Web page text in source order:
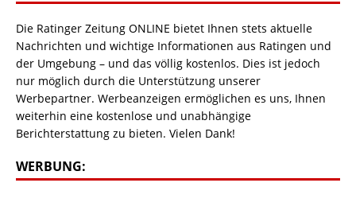
Die Ratinger Zeitung ONLINE bietet Ihnen stets aktuelle
Nachrichten und wichtige Informationen aus Ratingen und
der Umgebung – und das völlig kostenlos. Dies ist jedoch
nur möglich durch die Unterstützung unserer
Werbepartner. Werbeanzeigen ermöglichen es uns, Ihnen
weiterhin eine kostenlose und unabhängige
Berichterstattung zu bieten. Vielen Dank!
WERBUNG: